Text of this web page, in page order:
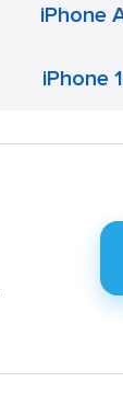
iPhone
iPhone